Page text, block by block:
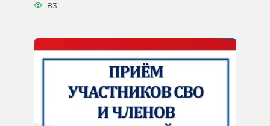
83